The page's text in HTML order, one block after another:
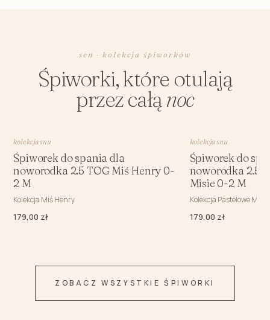
sen · kolekcja śpiworków
Śpiworki, które otulają
przez całąnoc
kolekcja snu
Śpiworek do spania dla
noworodka 2.5 TOG Miś Henry 0-
2 M
Kolekcja Miś Henry
179,00 zł
kolekcja snu
Śpiworek do
noworodka 2.5
Misie 0-2 M
Kolekcja Pastelowe Misie
179,00 zł
ZOBACZ WSZYSTKIE ŚPIWORKI